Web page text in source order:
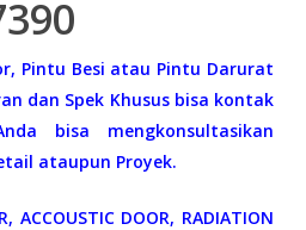
Pintu Besi atau Pintu Darurat
dan Spek Khusus bisa kontak
bisa mengkonsultasikan
ataupun Proyek.
ACCOUSTIC DOOR, RADIATION